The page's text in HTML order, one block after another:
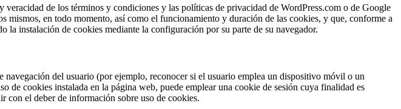
veracidad de los términos y condiciones y las políticas de privacidad de WordPress.com o de Google
en todo momento, así como el funcionamiento y duración de las cookies, y que, conforme a
instalación de cookies mediante la configuración por su parte de su navegador.
del usuario (por ejemplo, reconocer si el usuario emplea un dispositivo móvil o un
cookies instalada en la página web, puede emplear una cookie de sesión cuya finalidad es
con el deber de información sobre uso de cookies.